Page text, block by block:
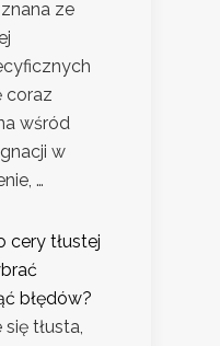
ze
coraz
wśród
w
…
cery tłustej
błędów?
tłusta,